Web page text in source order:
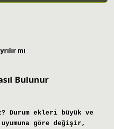
mı
Bulunur
Durum ekleri büyük ve
göre değişir,